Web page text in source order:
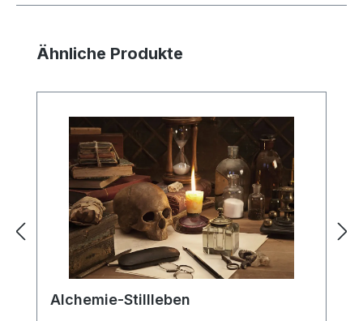
Produktgalerie überspringen
Ähnliche Produkte
Alchemie-Stillleben